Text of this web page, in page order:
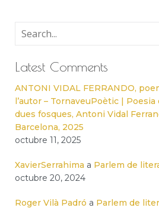
Latest Comments
ANTONI VIDAL FERRANDO,
l’autor – TornaveuPoètic |
dues fosques, Antoni Vidal
Barcelona, 2025
octubre 11, 2025
XavierSerrahima a Parlem de
octubre 20, 2024
Roger Vilà Padró a Parlem de